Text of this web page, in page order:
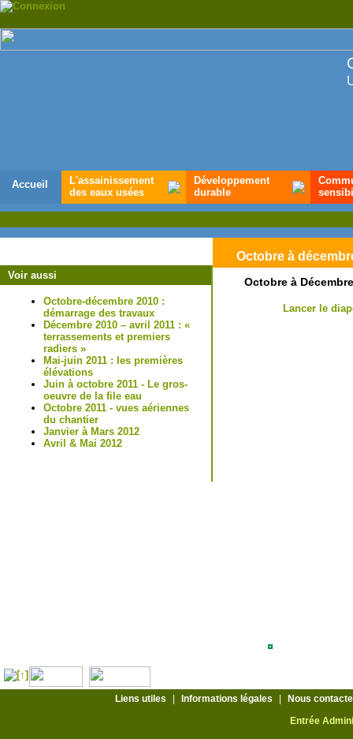
Accueil
L'assainissement
des eaux usées
Développement
durable
Voir aussi
Octobre-décembre 2010 :
démarrage des travaux
Décembre 2010 – avril 2011 : «
terrassements et premiers
radiers »
Mai-juin 2011 : les premières
élévations
Juin à octobre 2011 - Le gros-
oeuvre de la file eau
Octobre 2011 - vues aériennes
du chantier
Janvier à Mars 2012
Avril & Mai 2012
Octobre à
Octobre à
Lancer le
Liens utiles Informations légales Nous
Entrée